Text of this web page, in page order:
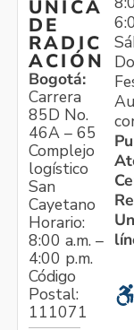
ÚNICA
DE
RADIC
ACIÓN
Bogotá:
Carrera
85D No.
46A – 65
Complejo
logístico
San
Cayetano
Horario:
8:00 a.m. –
4:00 p.m.
Código
Postal:
111071